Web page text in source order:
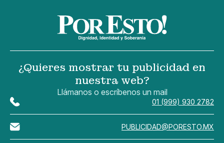
¿Quieres mostrar tu publicidad en
nuestra web?
Llámanos o escríbenos un mail
01 (999) 930 2782
PUBLICIDAD@PORESTO.MX